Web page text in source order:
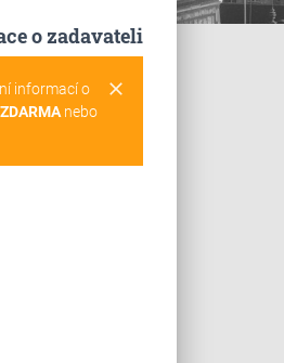
o zadavateli
clear
informací o
nebo